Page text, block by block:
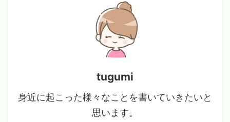
tugumi
身近に起こった様々なことを書いていきたいと
思います。